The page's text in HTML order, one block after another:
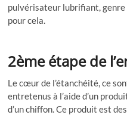
pulvérisateur lubrifiant,
pour cela.
2ème étape de
Le cœur de l’étanchéité, ce
entretenus à l’aide d’un
d’un chiffon. Ce produit est